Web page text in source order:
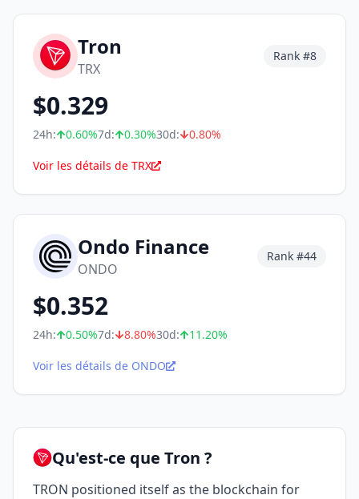
Tron
TRX
Rank #8
$0.329
24h: 0.60%7d: 0.30%30d: 0.80%
Voir les détails de TRX
Ondo Finance
ONDO
Rank #44
$0.352
24h: 0.50%7d: 8.80%30d: 11.20%
Voir les détails de ONDO
Qu'est-ce que Tron ?
TRON positioned itself as the blockchain for